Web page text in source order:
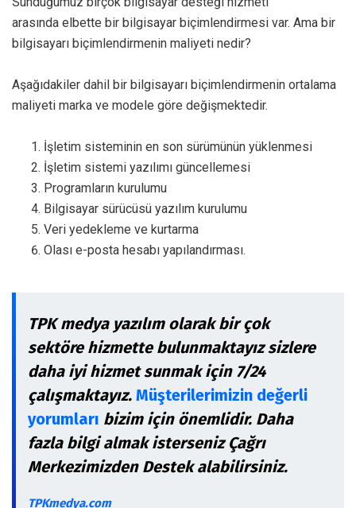
arasında elbette bir bilgisayar biçimlendirmesi var. Ama bir
bilgisayarı biçimlendirmenin maliyeti nedir?
Aşağıdakiler dahil bir bilgisayarı biçimlendirmenin ortalama
maliyeti marka ve modele göre değişmektedir.
İşletim sisteminin en son sürümünün yüklenmesi
İşletim sistemi yazılımı güncellemesi
Programların kurulumu
Bilgisayar sürücüsü yazılım kurulumu
Veri yedekleme ve kurtarma
Olası e-posta hesabı yapılandırması.
TPK medya yazılım olarak bir çok
sektöre hizmette bulunmaktayız sizlere
daha iyi hizmet sunmak için 7/24
çalışmaktayız. Müşterilerimizin değerli
yorumları bizim için önemlidir. Daha
fazla bilgi almak isterseniz Çağrı
Merkezimizden Destek alabilirsiniz.
TPKmedya.com